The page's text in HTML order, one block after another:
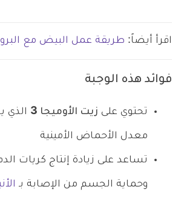
اقرأ أيضاً: طريقة عمل البيض مع
فوائد هذه الوجبة
تحتوي على زيت الأوميجا 3 الذي
معدل الأحماض الأمينية
تساعد على زيادة إنتاج كريات
وحماية الجسم من الإصابة بـ